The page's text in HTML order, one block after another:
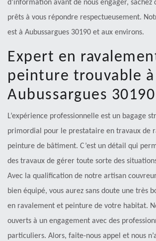
d’information avant de nous engager, sachez
prêts à vous répondre respectueusement.
est à Aubussargues 30190 et aux environs.
Expert en
peinture trouvable à
Aubussargues 30190
L’expérience professionnelle est un bagage
primordial pour le prestataire en travaux de
peinture de bâtiment. C’est un détail qui
des travaux de gérer toute sorte des
Avec la qualification de notre artisan
bien équipé, vous aurez sans doute une très
en ravalement et peinture de votre habitat.
ouverts à un engagement avec des
particuliers. Alors, faite-nous appel et nous